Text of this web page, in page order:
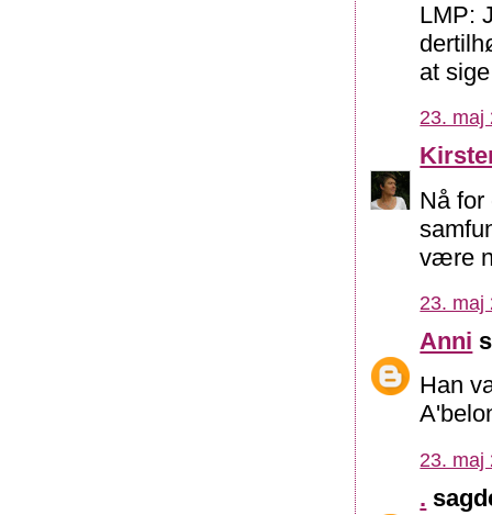
LMP:
at
23. maj
Nå
være
23. maj
Anni
Han
23. maj
.